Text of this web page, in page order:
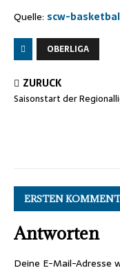
Quelle: scw-
OBERLIGA
ZURÜCK
Saisonstart der
ERSTEN
Antworten
Deine E-Mail-